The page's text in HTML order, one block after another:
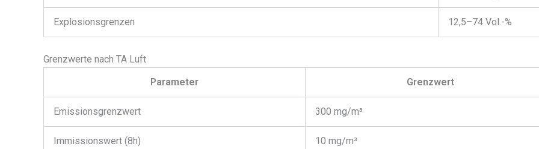
Explosionsgrenzen 12,5–74 Vol.-%
Grenzwerte nach TA Luft
Parameter
Grenzwert
Emissionsgrenzwert 300 mg/m³
Immissionswert (8h) 10 mg/m³